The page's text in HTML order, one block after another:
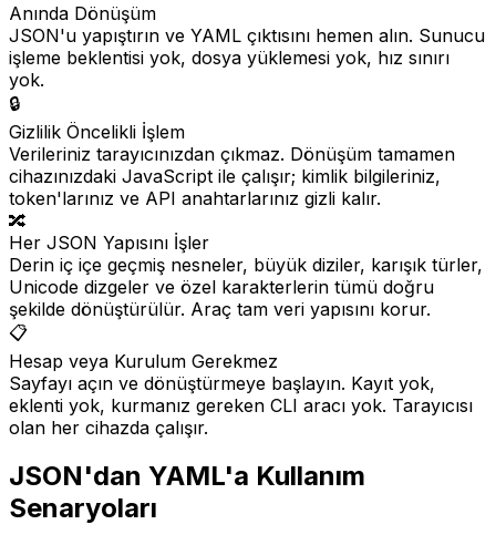
Anında Dönüşüm
JSON'u yapıştırın ve YAML çıktısını hemen alın. Sunucu
işleme beklentisi yok, dosya yüklemesi yok, hız sınırı
yok.
🔒
Gizlilik Öncelikli İşlem
Verileriniz tarayıcınızdan çıkmaz. Dönüşüm tamamen
cihazınızdaki JavaScript ile çalışır; kimlik bilgileriniz,
token'larınız ve API anahtarlarınız gizli kalır.
🔀
Her JSON Yapısını İşler
Derin iç içe geçmiş nesneler, büyük diziler, karışık türler,
Unicode dizgeler ve özel karakterlerin tümü doğru
şekilde dönüştürülür. Araç tam veri yapısını korur.
📋
Hesap veya Kurulum Gerekmez
Sayfayı açın ve dönüştürmeye başlayın. Kayıt yok,
eklenti yok, kurmanız gereken CLI aracı yok. Tarayıcısı
olan her cihazda çalışır.
JSON'dan YAML'a Kullanım
Senaryoları